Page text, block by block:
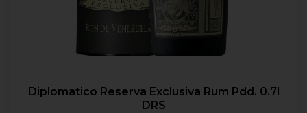
Diplomatico Reserva Exclusiva Rum Pdd. 0.7l
DRS